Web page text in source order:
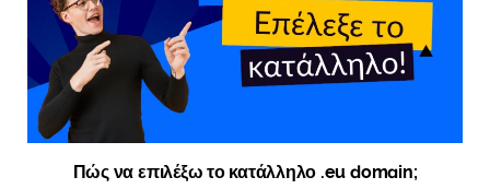
Πώς να επιλέξω το κατάλληλο .eu domain;